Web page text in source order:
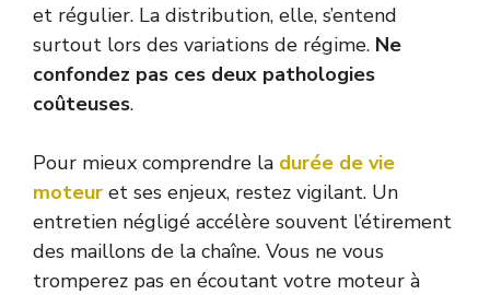
et régulier. La distribution, elle, s’entend
surtout lors des variations de régime. Ne
confondez pas ces deux pathologies
coûteuses.
Pour mieux comprendre la durée de vie
moteur et ses enjeux, restez vigilant. Un
entretien négligé accélère souvent l’étirement
des maillons de la chaîne. Vous ne vous
tromperez pas en écoutant votre moteur à